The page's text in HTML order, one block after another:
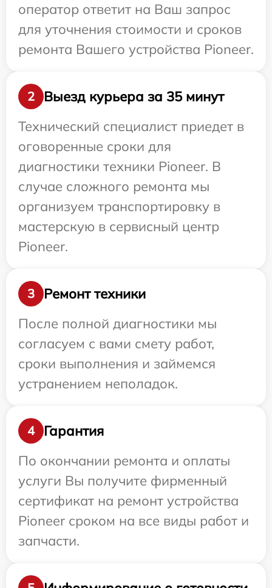
оператор ответит на Ваш запрос
для уточнения стоимости и сроков
ремонта Вашего устройства Pioneer.
2
Выезд курьера за 35 минут
Технический специалист приедет в
оговоренные сроки для
диагностики техники Pioneer. В
случае сложного ремонта мы
организуем транспортировку в
мастерскую в сервисный центр
Pioneer.
3
Ремонт техники
После полной диагностики мы
согласуем с вами смету работ,
сроки выполнения и займемся
устранением неполадок.
4
Гарантия
По окончании ремонта и оплаты
услуги Вы получите фирменный
сертификат на ремонт устройства
Pioneer сроком на все виды работ и
запчасти.